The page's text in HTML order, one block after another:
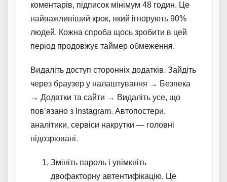
коментарів, підписок мінімум 48 годин. Це
найважливіший крок, який ігнорують 90%
людей. Кожна спроба щось зробити в цей
період продовжує таймер обмеження.
Видаліть доступ сторонніх додатків. Зайдіть
через браузер у налаштування → Безпека
→ Додатки та сайти → Видаліть усе, що
пов’язано з Instagram. Автопостери,
аналітики, сервіси накрутки — головні
підозрювані.
Змініть пароль і увімкніть
двофакторну автентифікацію. Це